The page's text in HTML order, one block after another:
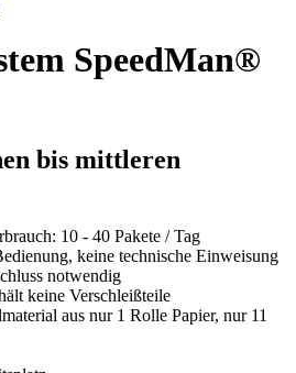
SpeedMan®
bis mittleren
10 - 40 Pakete / Tag
keine technische Einweisung
notwendig
keine Verschleißteile
aus nur 1 Rolle Papier, nur 11